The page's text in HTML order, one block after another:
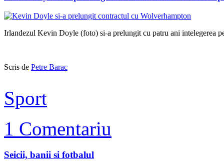
Irlandezul Kevin Doyle (foto) si-a prelungit cu patru ani intelegerea
Scris de Petre Barac
Sport
1 Comentariu
Seicii, banii si fotbalul